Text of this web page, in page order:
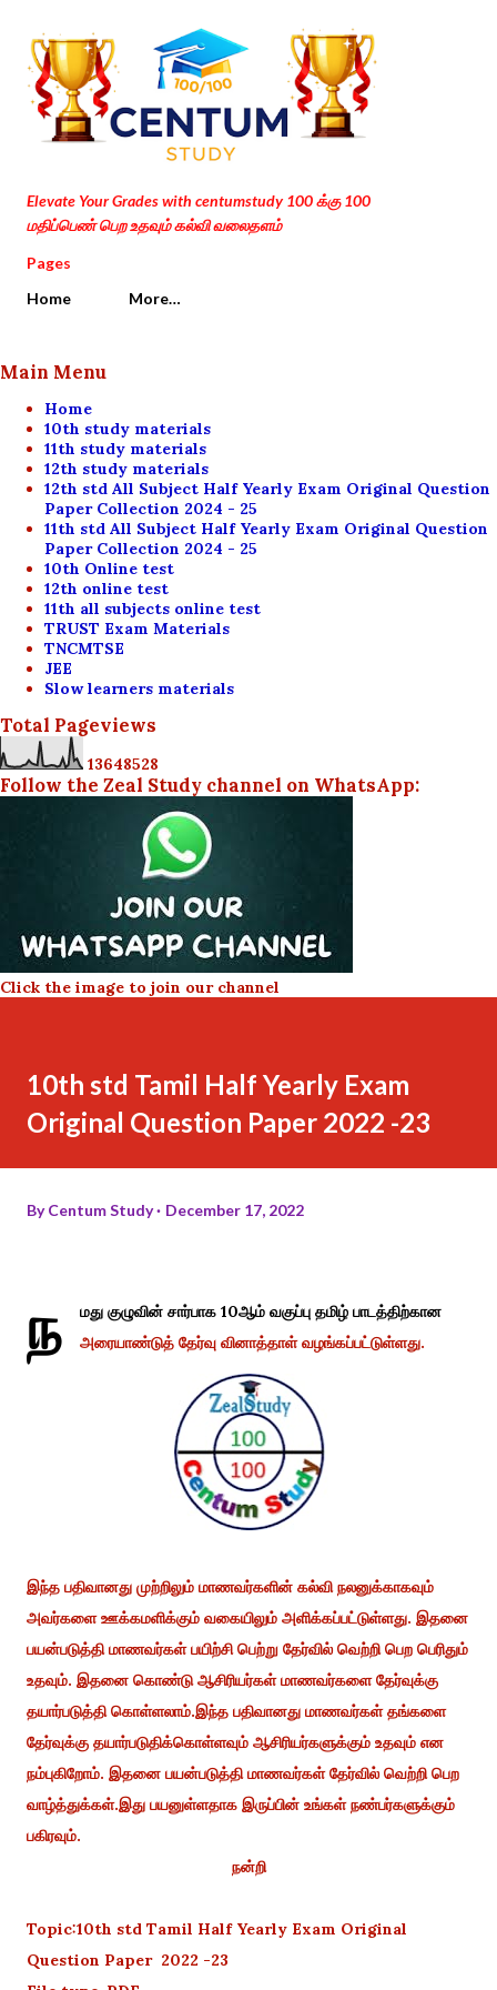
Skip to main content
Elevate Your Grades with centumstudy 100 க்கு 100
மதிப்பெண் பெற உதவும் கல்வி வலைதளம்
Pages
Home
More…
Main Menu
Home
10th study materials
11th study materials
12th study materials
12th std All Subject Half Yearly Exam Original Question
Paper Collection 2024 - 25
11th std All Subject Half Yearly Exam Original Question
Paper Collection 2024 - 25
10th Online test
12th online test
11th all subjects online test
TRUST Exam Materials
TNCMTSE
JEE
Slow learners materials
Total Pageviews
13648528
Follow the Zeal Study channel on WhatsApp:
Click the image to join our channel
10th std Tamil Half Yearly Exam
Original Question Paper 2022 -23
ByCentum Study December 17, 2022
ந
மது குழுவின் சார்பாக 10ஆம் வகுப்பு தமிழ் பாடத்திற்கான
அரையாண்டுத் தேர்வு வினாத்தாள் வழங்கப்பட்டுள்ளது.
இந்த பதிவானது முற்றிலும் மாணவர்களின் கல்வி நலனுக்காகவும்
அவர்களை ஊக்கமளிக்கும் வகையிலும் அளிக்கப்பட்டுள்ளது. இதனை
பயன்படுத்தி மாணவர்கள் பயிற்சி பெற்று தேர்வில் வெற்றி பெற பெரிதும்
உதவும். இதனை கொண்டு ஆசிரியர்கள் மாணவர்களை தேர்வுக்கு
தயார்படுத்தி கொள்ளலாம்.இந்த பதிவானது மாணவர்கள் தங்களை
தேர்வுக்கு தயார்படுதிக்கொள்ளவும் ஆசிரியர்களுக்கும் உதவும் என
நம்புகிறோம். இதனை பயன்படுத்தி மாணவர்கள் தேர்வில் வெற்றி பெற
வாழ்த்துக்கள்.இது பயனுள்ளதாக இருப்பின் உங்கள் நண்பர்களுக்கும்
பகிரவும்.
நன்றி
Topic:10th std Tamil Half Yearly Exam Original
Question Paper 2022 -23